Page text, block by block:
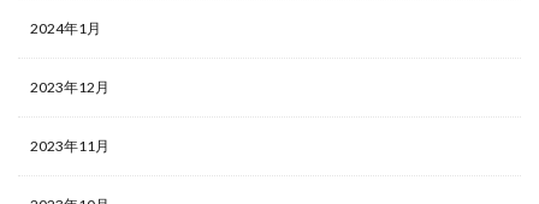
2024年1月
2023年12月
2023年11月